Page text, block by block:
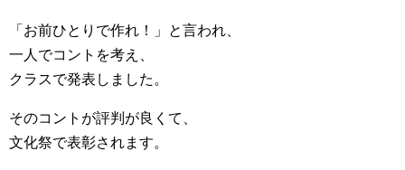
「お前ひとりで作れ！」と言われ、
一人でコントを考え、
クラスで発表しました。
そのコントが評判が良くて、
文化祭で表彰されます。